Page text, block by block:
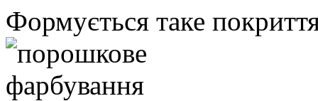
Формується таке